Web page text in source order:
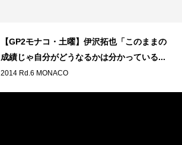
【GP2モナコ・土曜】伊沢拓也「このままの
成績じゃ自分がどうなるかは分かっている...
2014 Rd.6 MONACO